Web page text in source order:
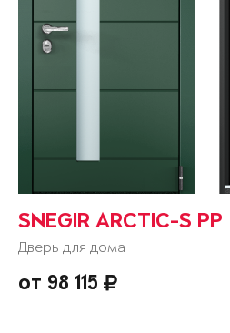
SNEGIR ARCTIC-S PP
Дверь для дома
от 98 115